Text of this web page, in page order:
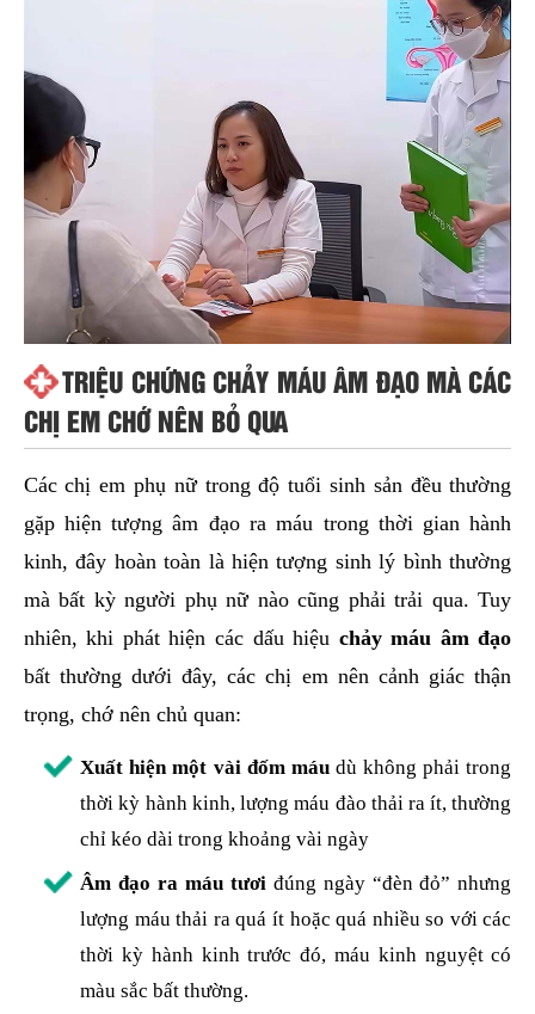
TRIỆU CHỨNG CHẢY MÁU ÂM ĐẠO MÀ CÁC
CHỊ EM CHỚ NÊN BỎ QUA
Các chị em phụ nữ trong độ tuổi sinh sản đều thường
gặp hiện tượng âm đạo ra máu trong thời gian hành
kinh, đây hoàn toàn là hiện tượng sinh lý bình thường
mà bất kỳ người phụ nữ nào cũng phải trải qua. Tuy
nhiên, khi phát hiện các dấu hiệu chảy máu âm đạo
bất thường dưới đây, các chị em nên cảnh giác thận
trọng, chớ nên chủ quan:
Xuất hiện một vài đốm máu dù không phải trong
thời kỳ hành kinh, lượng máu đào thải ra ít, thường
chỉ kéo dài trong khoảng vài ngày
Âm đạo ra máu tươiđúng ngày “đèn đỏ” nhưng
lượng máu thải ra quá ít hoặc quá nhiều so với các
thời kỳ hành kinh trước đó, máu kinh nguyệt có
màu sắc bất thường.